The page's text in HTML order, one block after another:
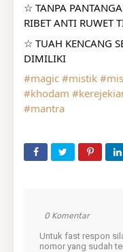
☆ TANPA
RIBET ANTI RUWET
☆ TUAH KENCANG
DIMILIKI
#magic #mistik
#khodam
#mantra
0 Komentar
Untuk fast respon
nomor yang sudah